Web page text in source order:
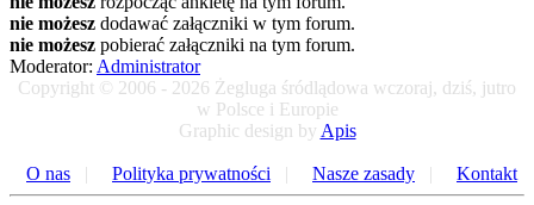
nie możesz dodawać załączniki w tym forum.
nie możesz pobierać załączniki na tym forum.
Moderator: Administrator
Copyright © 2006 - 2026 Żegluga śródlądowa wczoraj, dziś, jutro
w Polsce i Europie
Graphic design by Apis
O nas | Polityka prywatności | Nasze zasady | Kontakt